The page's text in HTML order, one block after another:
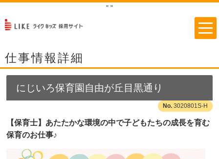
" "
仕事情報詳細
にじいろ保育園自由が丘目黒通り
3020801S-H
【保育士】あたたかな環境の中で子どもたちの成長を育む
保育のお仕事♪